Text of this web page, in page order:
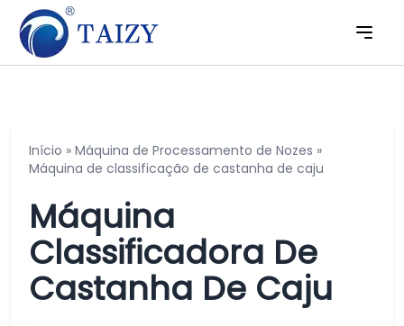
Início » Máquina de Processamento de Nozes »
Máquina de classificação de castanha de caju
Máquina
Classificadora De
Castanha De Caju